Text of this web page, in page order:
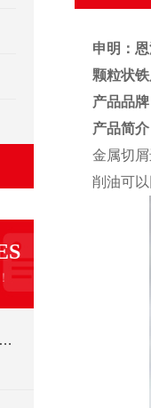
铝屑屑饼机生产厂家推荐：为何恩派特成为金属回收行业的“隐形优选”？
申明：
颗粒状
产品品
产品简
金属切
削油可